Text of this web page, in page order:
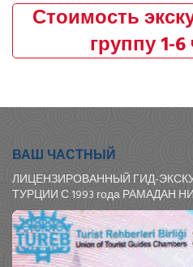
Стоимость
группу 1-
ВАШ ЧАСТНЫЙ
ЛИЦЕНЗИРОВАННЫЙ ГИД-
ТУРЦИИ С 1993 года РАМАДАН